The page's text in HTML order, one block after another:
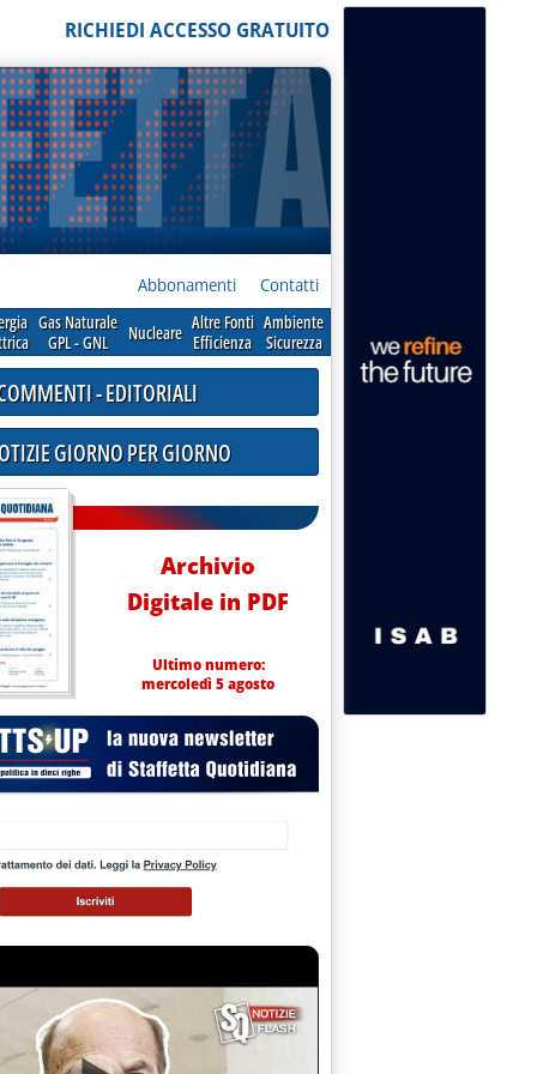
RICHIEDI ACCESSO GRATUITO
Abbonamenti Contatti
Gas Naturale
GPL - GNL
Nucleare Altre Fonti
Efficienza
Ambiente
Sicurezza
- EDITORIALI
GIORNO PER GIORNO
Archivio
Digitale in PDF
Ultimo numero:
mercoledì 5 agosto